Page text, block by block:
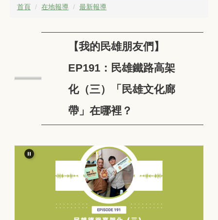
首頁 在地報導 最新報導
【我的民雄朋友們】
EP191：民雄鐵路高架
化（三）「民雄文化廊
帶」在哪裡？